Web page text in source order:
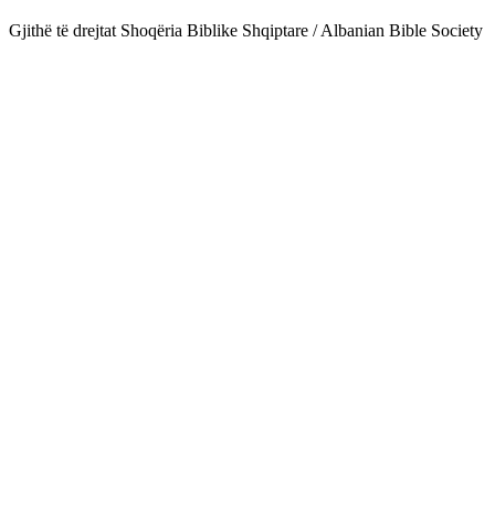
Gjithë të drejtat Shoqëria Biblike Shqiptare / Albanian Bible Society